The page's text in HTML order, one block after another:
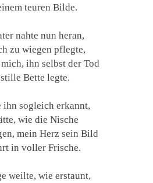
teuren Bilde.
nahte nun heran,
zu wiegen pflegte,
mich, ihn selbst der Tod
Bette legte.
ihn sogleich erkannt,
wie die Nische
mein Herz sein Bild
in voller Frische.
weilte, wie erstaunt,